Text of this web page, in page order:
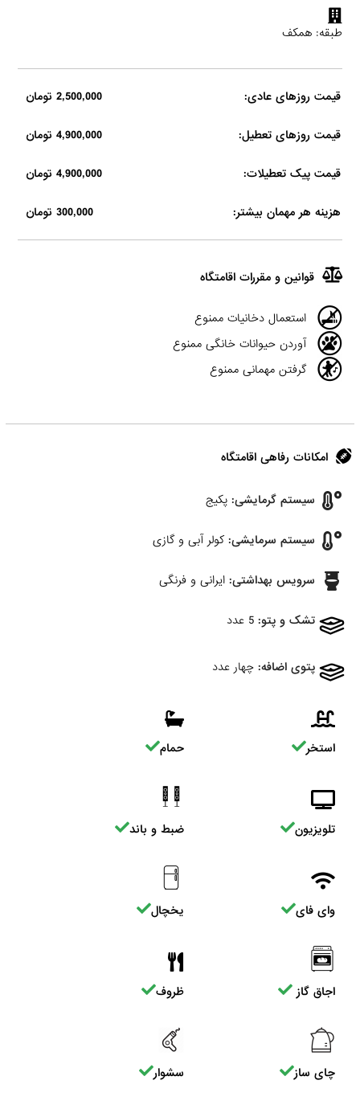
طبقه: همکف
قیمت روزهای عادی: 2,500,000 تومان
قیمت روزهای تعطیل: 4,900,000 تومان
قیمت پیک تعطیلات: 4,900,000 تومان
هزینه هر مهمان بیشتر: 300,000 تومان
قوانین و مقررات اقامتگاه
استعمال دخانیات ممنوع
آوردن حیوانات خانگی ممنوع
گرفتن مهمانی ممنوع
امکانات رفاهی اقامتگاه
سیستم گرمایشی: پکیج
سیستم سرمایشی: کولر آبی و گازی
سرویس بهداشتی: ایرانی و فرنگی
تشک و پتو: 5 عدد
پتوی اضافه: چهار عدد
استخر حمام
تلویزیون ضبط و باند
وای فای یخچال
اجاق گاز ظروف
چای ساز سشوار